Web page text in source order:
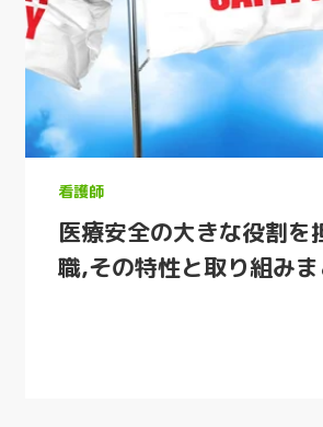
看護師
医療安全の大きな役割を
職,その特性と取り組み